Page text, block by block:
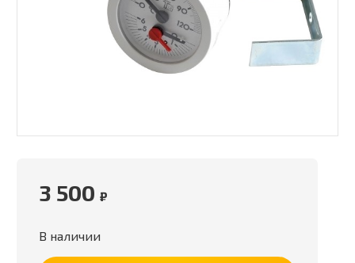
3 500 ₽
В наличии